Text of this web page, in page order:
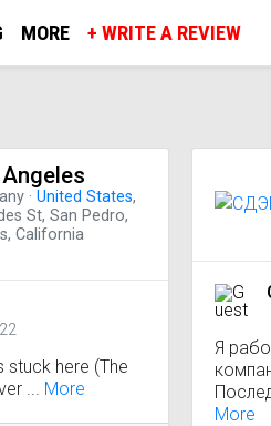
MORE + WRITE A REVIEW
· United States,
St, San Pedro,
California
stuck here (The
... More
Я
More